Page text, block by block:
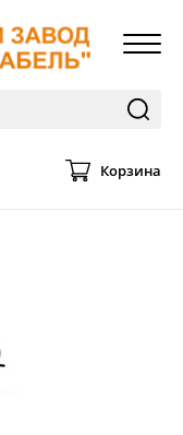
Корзина